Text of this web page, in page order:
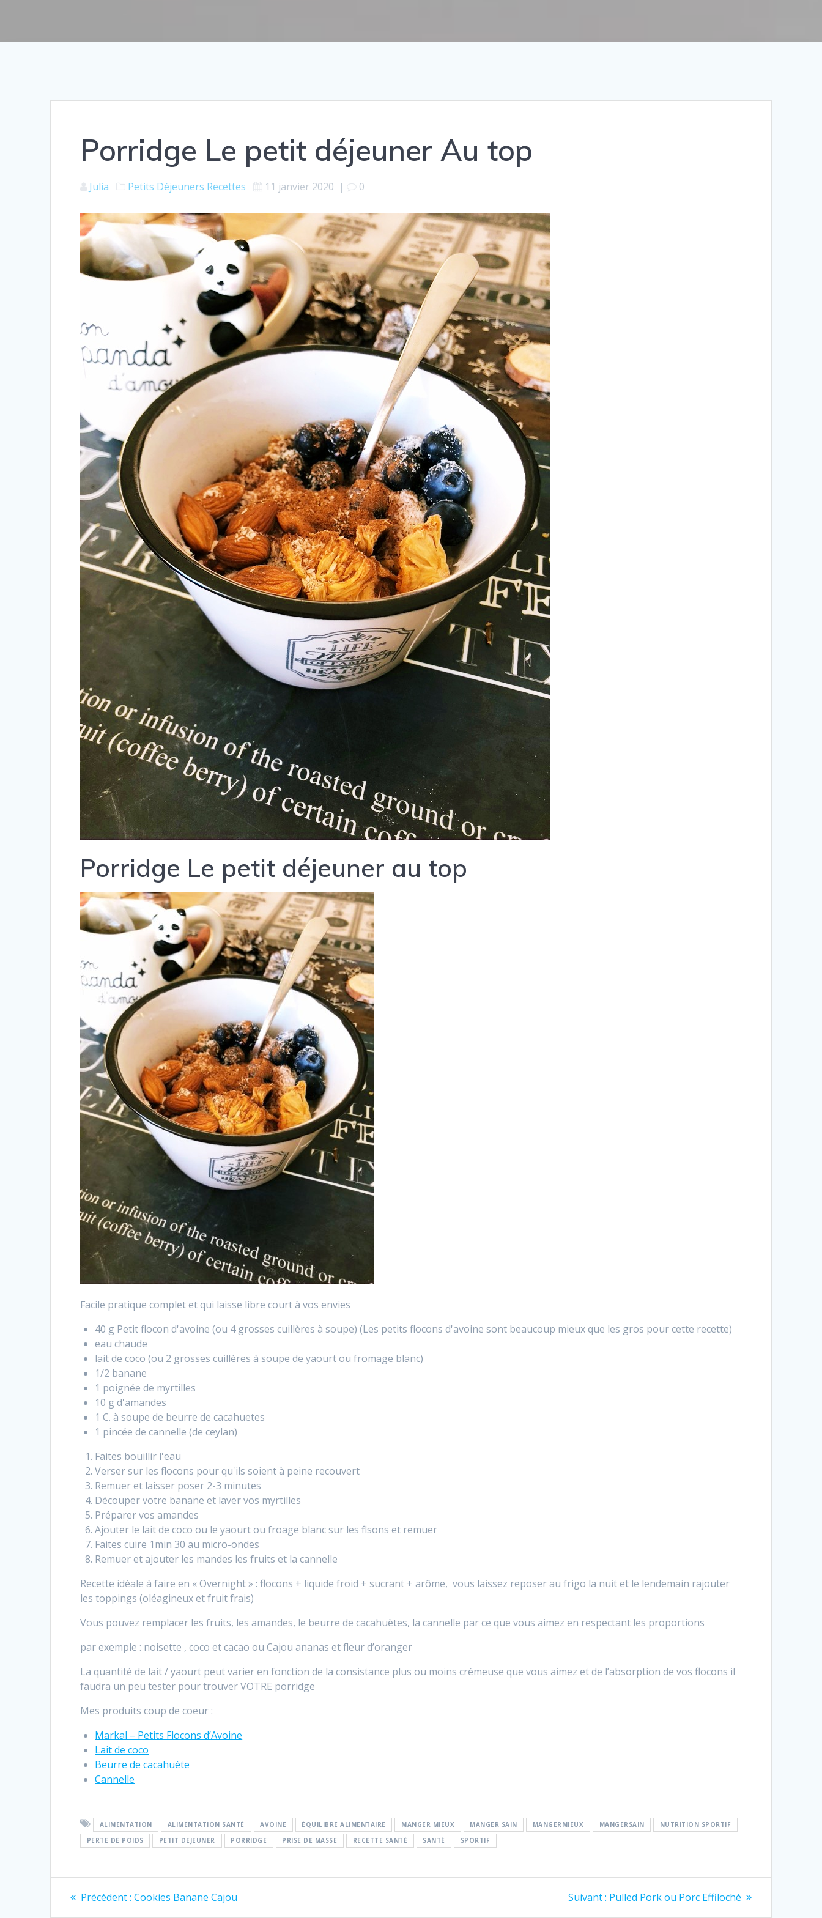
Porridge Le petit déjeuner Au top
Julia Petits Déjeuners Recettes 11 janvier 2020 | 0
Porridge Le petit déjeuner au top
Facile pratique complet et qui laisse libre court à vos envies
40 g Petit flocon d'avoine (ou 4 grosses cuillères à soupe) (Les petits flocons d'avoine sont beaucoup mieux que les gros pour cette recette)
eau chaude
lait de coco (ou 2 grosses cuillères à soupe de yaourt ou fromage blanc)
1/2 banane
1 poignée de myrtilles
10 g d'amandes
1 C. à soupe de beurre de cacahuetes
1 pincée de cannelle (de ceylan)
Faites bouillir l'eau
Verser sur les flocons pour qu'ils soient à peine recouvert
Remuer et laisser poser 2-3 minutes
Découper votre banane et laver vos myrtilles
Préparer vos amandes
Ajouter le lait de coco ou le yaourt ou froage blanc sur les flsons et remuer
Faites cuire 1min 30 au micro-ondes
Remuer et ajouter les mandes les fruits et la cannelle
Recette idéale à faire en « Overnight » : flocons + liquide froid + sucrant + arôme, vous laissez reposer au frigo la nuit et le lendemain rajouter
les toppings (oléagineux et fruit frais)
Vous pouvez remplacer les fruits, les amandes, le beurre de cacahuètes, la cannelle par ce que vous aimez en respectant les proportions
par exemple : noisette , coco et cacao ou Cajou ananas et fleur d’oranger
La quantité de lait / yaourt peut varier en fonction de la consistance plus ou moins crémeuse que vous aimez et de l’absorption de vos flocons il
faudra un peu tester pour trouver VOTRE porridge
Mes produits coup de coeur :
Markal – Petits Flocons d’Avoine
Lait de coco
Beurre de cacahuète
Cannelle
ALIMENTATION ALIMENTATION SANTÉ AVOINE ÉQUILIBRE ALIMENTAIRE MANGER MIEUX MANGER SAIN MANGERMIEUX MANGERSAIN
NUTRITION SPORTIF
PERTE DE POIDS
PETIT DEJEUNER PORRIDGE PRISE DE MASSE RECETTE SANTÉ SANTÉ SPORTIF
Navigation
Précédent : Article
Cookies Banane Cajou Suivant : Article
Pulled Pork ou Porc Effiloché